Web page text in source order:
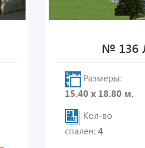
№ 136
Размеры:
15.40 х 18.80 м.
Кол-во
спален: 4